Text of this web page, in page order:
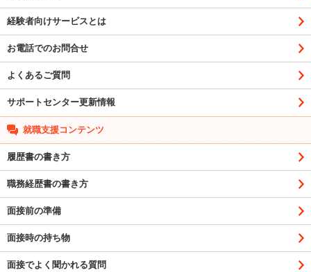
経験者向けサービスとは
お電話でのお問合せ
よくあるご質問
サポートセンター更新情報
就職支援コンテンツ
履歴書の書き方
職務経歴書の書き方
面接前の準備
面接時の持ち物
面接でよく聞かれる質問